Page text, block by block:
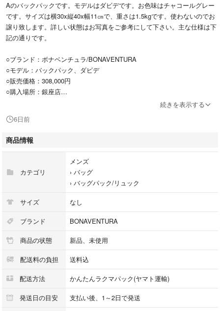
Aのバックパックです。モデルはダビデです。お色味はチャコールグレー
です。サイズは横30x縦40x幅11㎝で、重さは1.5kgです。使わないのでお
譲り致します。詳しい状態はお写真をご参考にして下さい。主な仕様は下
記の通りです。
○ブランド：ボナベンチュラ/BONAVENTURA
○モデル：バックパック、ダビデ
○販売価格：308,000円
○購入場所：銀座店
○色：ブラック、ガラスコーティング仕様シュリンクレザー
○重さ：1502g
○状態：詳細はお写真をご参照下さい。試着のみのほぼ未使用新品ですが
一度人の手に渡った中古品につき細かな傷など気になる方は購入をご遠慮
○付属品：バック本体のみ
○HP商品説明
ヨーロッパ最高級「ノブレッサレザー」と「シュリンクレザー」のコント
ラストの美しさと機能性を兼ね備えたスクエアバックパック。
A4の書類やラップトップなどのビジネス必需品の収納はもちろん、出張に
も最適です。
背負ったままスムーズに内装へアクセスできるよう両サイドにジップを起
用。
るオープンポケットや安心のファスナーポケット付き。
スーツケースの持ち手に差し込んでお使いいただける便利なキャリーベル
トにより、スムーズな移動をサポートしてくれます。
イタリアの熟練した革職人が一点一点手作業で丁寧に仕立てており、細部
のステッチまでこだわり抜いた逸品。
続きを表示する
6日前
商品情報
カテゴリ
メンズ
› バッグ
› バッグパック/リュック
サイズ なし
ブランド BONAVENTURA
商品の状態 新品、未使用
配送料の負担 送料込
配送方法 かんたんラクマパック(ヤマト運輸)
発送日の目安 支払い後、1～2日で発送